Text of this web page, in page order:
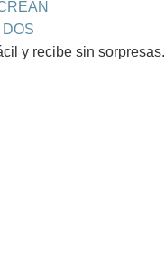
y recibe sin sorpresas.